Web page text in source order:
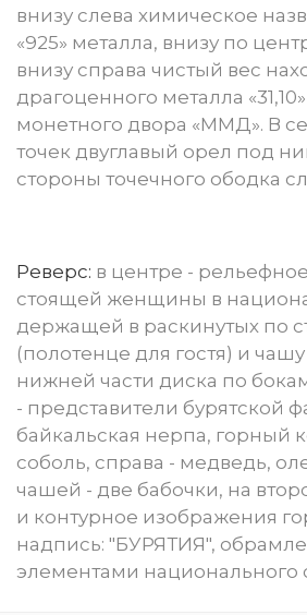
внизу слева химическое
«925» металла, внизу по
внизу справа чистый вес
драгоценного металла
монетного двора «ММД». В
точек двуглавый орел под
стороны точечного ободка
Реверс: в центре -
стоящей женщины в
держащей в раскинутых по
(полотенце для гостя) и
нижней части диска по
- представители бурятской
байкальская нерпа, горный
соболь, справа - медведь,
чашей - две бабочки, на
и контурное изображения
надпись: "БУРЯТИЯ",
элементами национального